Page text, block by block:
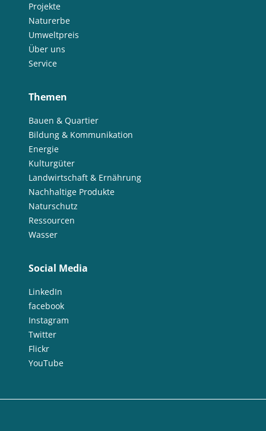
Projekte
Naturerbe
Umweltpreis
Über uns
Service
Themen
Bauen & Quartier
Bildung & Kommunikation
Energie
Kulturgüter
Landwirtschaft & Ernährung
Nachhaltige Produkte
Naturschutz
Ressourcen
Wasser
Social Media
LinkedIn
facebook
Instagram
Twitter
Flickr
YouTube